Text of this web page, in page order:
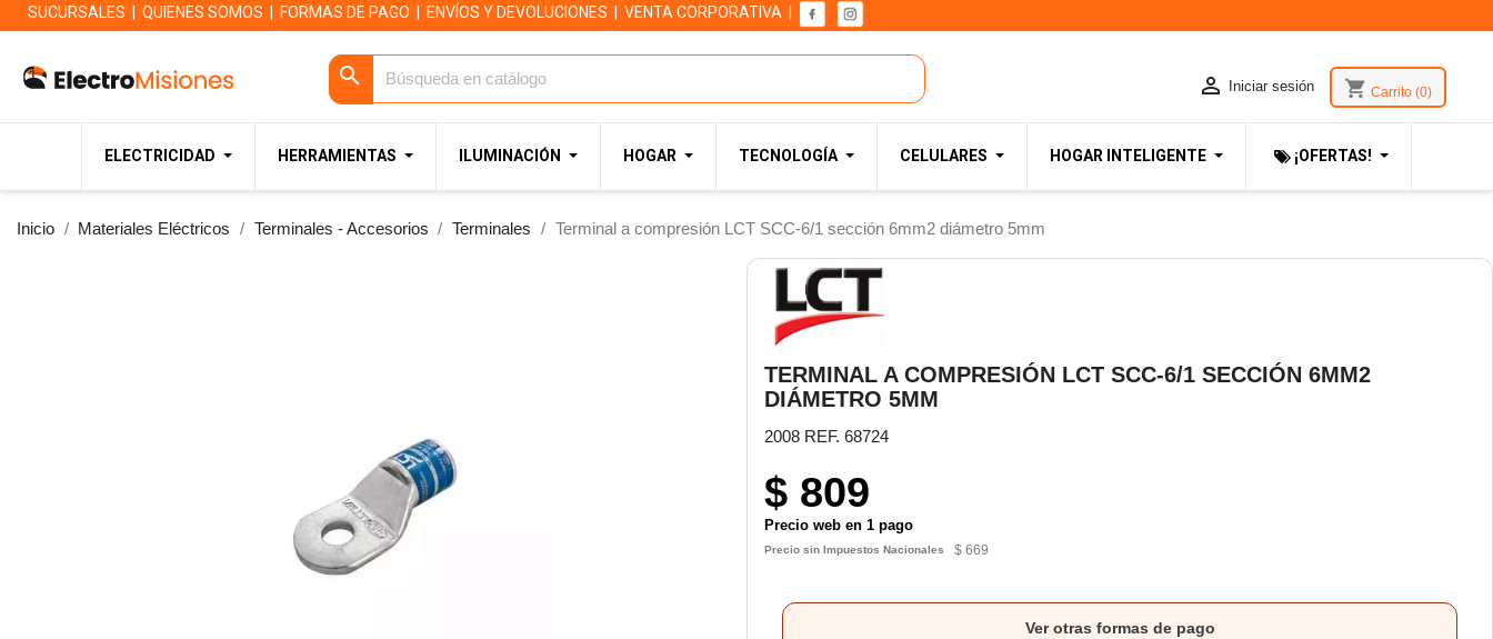
SUCURSALES QUIENES SOMOS FORMAS DE PAGO ENVÍOS Y DEVOLUCIONES VENTA CORPORATIVA
 Iniciar sesión shopping_cart Carrito (0)
search
ELECTRICIDAD HERRAMIENTAS ILUMINACIÓN HOGAR TECNOLOGÍA CELULARES HOGAR INTELIGENTE ¡OFERTAS!
Inicio Materiales Eléctricos Terminales - Accesorios Terminales Terminal a compresión LCT SCC-6/1 sección 6mm2 diámetro 5mm
TERMINAL A COMPRESIÓN LCT SCC-6/1 SECCIÓN 6MM2
DIÁMETRO 5MM
2008 REF. 68724
$ 809
Precio web en 1 pago
Precio sin Impuestos Nacionales $ 669
Ver otras formas de pago